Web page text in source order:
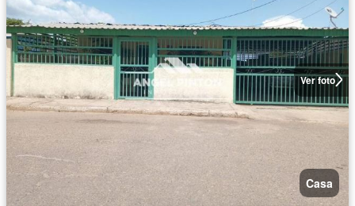
Ver foto
Casa